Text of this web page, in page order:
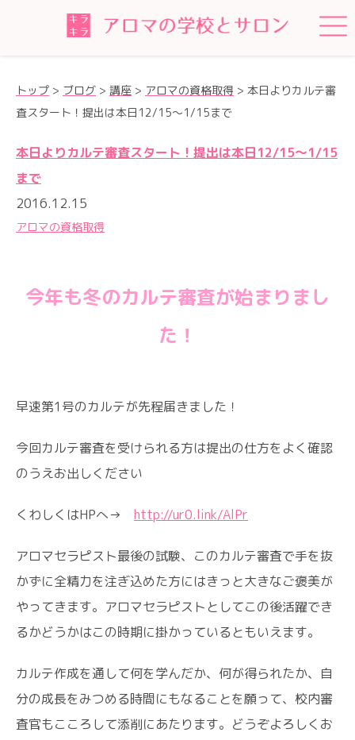
トップ > ブログ > 講座 > アロマの資格取得 > 本日よりカルテ審
査スタート！提出は本日12/15～1/15まで
本日よりカルテ審査スタート！提出は本日12/15～1/15
まで
2016.12.15
アロマの資格取得
今年も冬のカルテ審査が始まりまし
た！
早速第1号のカルテが先程届きました！
今回カルテ審査を受けられる方は提出の仕方をよく確認
のうえお出しください
くわしくはHPへ→ http://ur0.link/AlPr
アロマセラピスト最後の試験、このカルテ審査で手を抜
かずに全精力を注ぎ込めた方にはきっと大きなご褒美が
やってきます。アロマセラピストとしてこの後活躍でき
るかどうかはこの時期に掛かっているともいえます。
カルテ作成を通して何を学んだか、何が得られたか、自
分の成長をみつめる時間にもなることを願って、校内審
査官もこころして添削にあたります。どうぞよろしくお